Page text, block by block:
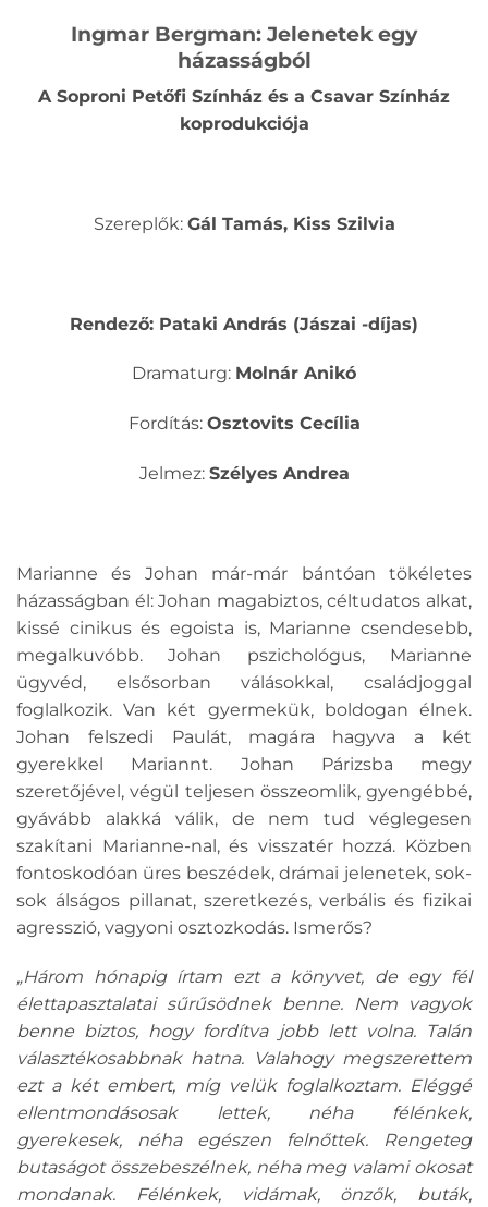
Ingmar Bergman: Jelenetek egy
házasságból
A Soproni Petőfi Színház és a Csavar Színház
koprodukciója
Szereplők: Gál Tamás, Kiss Szilvia
Rendező: Pataki András (Jászai -díjas)
Dramaturg: Molnár Anikó
Fordítás: Osztovits Cecília
Jelmez: Szélyes Andrea
Marianne és Johan már-már bántóan tökéletes
házasságban él: Johan magabiztos, céltudatos alkat,
kissé cinikus és egoista is, Marianne csendesebb,
megalkuvóbb. Johan pszichológus, Marianne
ügyvéd, elsősorban válásokkal, családjoggal
foglalkozik. Van két gyermekük, boldogan élnek.
Johan felszedi Paulát, magára hagyva a két
gyerekkel Mariannt. Johan Párizsba megy
szeretőjével, végül teljesen összeomlik, gyengébbé,
gyávább alakká válik, de nem tud véglegesen
szakítani Marianne-nal, és visszatér hozzá. Közben
fontoskodóan üres beszédek, drámai jelenetek, sok-
sok álságos pillanat, szeretkezés, verbális és fizikai
agresszió, vagyoni osztozkodás. Ismerős?
„Három hónapig írtam ezt a könyvet, de egy fél
élettapasztalatai sűrűsödnek benne. Nem vagyok
benne biztos, hogy fordítva jobb lett volna. Talán
választékosabbnak hatna. Valahogy megszerettem
ezt a két embert, míg velük foglalkoztam. Eléggé
ellentmondásosak lettek, néha félénkek,
gyerekesek, néha egészen felnőttek. Rengeteg
butaságot összebeszélnek, néha meg valami okosat
mondanak. Félénkek, vidámak, önzők, buták,